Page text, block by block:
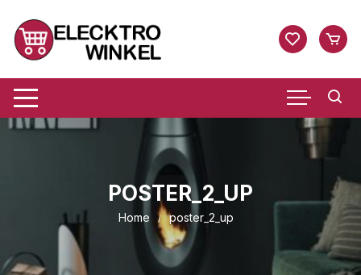
naar
inhoud
POSTER_2_UP
Home poster_2_up